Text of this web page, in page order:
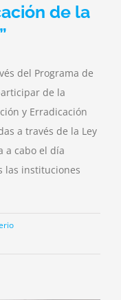
de la
del Programa de
de la
y Erradicación
a través de la Ley
a cabo el día
las instituciones